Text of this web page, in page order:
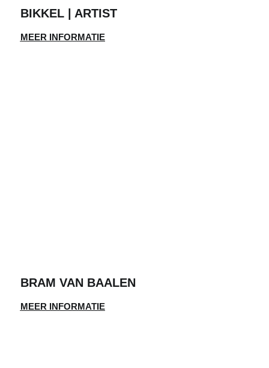
BIKKEL | ARTIST
MEER INFORMATIE
BRAM VAN BAALEN
MEER INFORMATIE